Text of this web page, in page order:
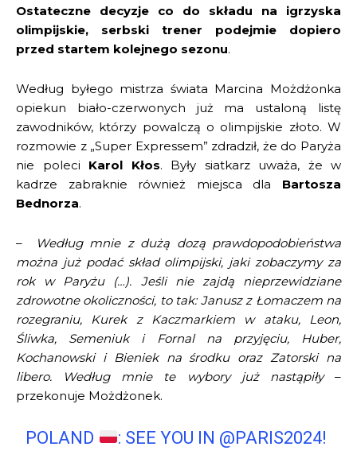
Ostateczne decyzje co do składu na igrzyska
olimpijskie, serbski trener podejmie dopiero
przed startem kolejnego sezonu.
Według byłego mistrza świata Marcina Możdżonka
opiekun biało-czerwonych już ma ustaloną listę
zawodników, którzy powalczą o olimpijskie złoto. W
rozmowie z „Super Expressem” zdradził, że do Paryża
nie poleci Karol Kłos. Były siatkarz uważa, że w
kadrze zabraknie również miejsca dla Bartosza
Bednorza.
–
Według mnie z dużą dozą prawdopodobieństwa
można już podać skład olimpijski, jaki zobaczymy za
rok w Paryżu (…). Jeśli nie zajdą nieprzewidziane
zdrowotne okoliczności, to tak: Janusz z Łomaczem na
rozegraniu, Kurek z Kaczmarkiem w ataku, Leon,
Śliwka, Semeniuk i Fornal na przyjęciu, Huber,
Kochanowski i Bieniek na środku oraz Zatorski na
libero. Według mnie te wybory już nastąpiły –
przekonuje Możdżonek.
POLAND : SEE YOU IN @PARIS2024!